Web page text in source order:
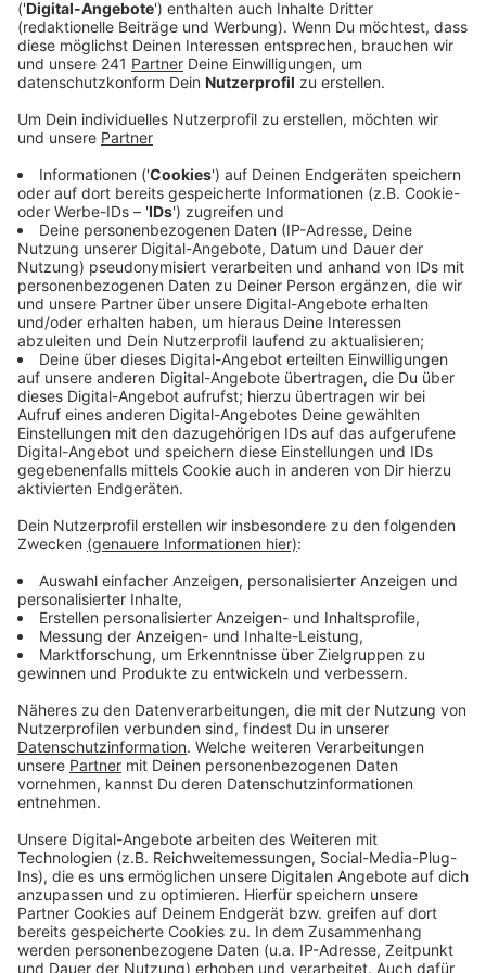
Neuer Song "Scatman & Hatman"
Anzeige
John Larkin ist seit 20 Jahren leider schon tot. 1995
Hit mit "Scatman – ski-ba-bop-ba-bop".Lou Bega, der
1999 mit seinem "Mambo No. 5" die Welt mit dem
Mambo-Virus infizierte, veröffentlicht den
gemeinsamen Song "Scatman & Hatman" und begibt
sich damit auf eine musikalische Zeitreise.
Anzeige
Wir benötigen Ihre
Zustimmung, um den YouTube
Video-Service zu laden!
Wir verwenden einen Service eines
Drittanbieters, um Videoinhalte
einzubetten. Dieser Service kann
Daten zu Ihren Aktivitäten
sammeln. Bitte lesen Sie die
Details durch und stimmen Sie der
Video anzusehen.
Mehr Informationen
powered byUsercentrics Consent
Management Platform
Scatman John, Lou Bega – Scatman & Hatman